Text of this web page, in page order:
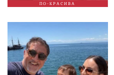
ПО-КРАСИВА